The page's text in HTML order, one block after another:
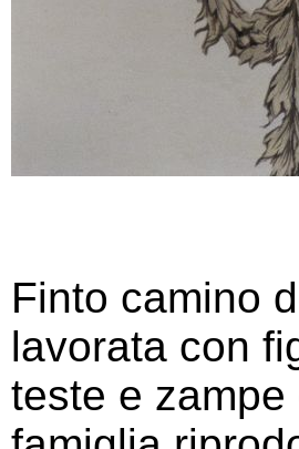
Finto camino
lavorata con
teste e